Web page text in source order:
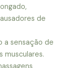
de
a sensação de
musculares.